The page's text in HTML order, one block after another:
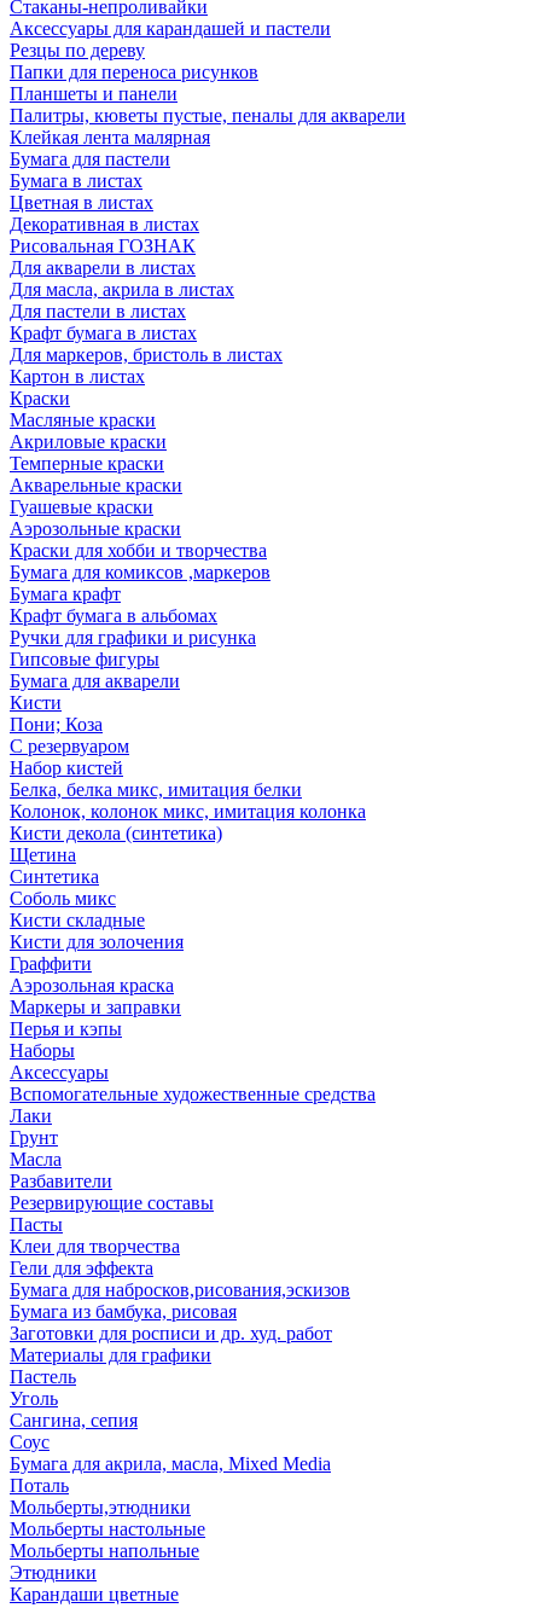
Стаканы-непроливайки
Аксессуары для карандашей и пастели
Резцы по дереву
Папки для переноса рисунков
Планшеты и панели
Палитры, кюветы пустые, пеналы для акварели
Клейкая лента малярная
Бумага для пастели
Бумага в листах
Цветная в листах
Декоративная в листах
Рисовальная ГОЗНАК
Для акварели в листах
Для масла, акрила в листах
Для пастели в листах
Крафт бумага в листах
Для маркеров, бристоль в листах
Картон в листах
Краски
Масляные краски
Акриловые краски
Темперные краски
Акварельные краски
Гуашевые краски
Аэрозольные краски
Краски для хобби и творчества
Бумага для комиксов ,маркеров
Бумага крафт
Крафт бумага в альбомах
Ручки для графики и рисунка
Гипсовые фигуры
Бумага для акварели
Кисти
Пони; Коза
С резервуаром
Набор кистей
Белка, белка микс, имитация белки
Колонок, колонок микс, имитация колонка
Кисти декола (синтетика)
Щетина
Синтетика
Соболь микс
Кисти складные
Кисти для золочения
Граффити
Аэрозольная краска
Маркеры и заправки
Перья и кэпы
Наборы
Аксессуары
Вспомогательные художественные средства
Лаки
Грунт
Масла
Разбавители
Резервирующие составы
Пасты
Клеи для творчества
Гели для эффекта
Бумага для набросков,рисования,эскизов
Бумага из бамбука, рисовая
Заготовки для росписи и др. худ. работ
Материалы для графики
Пастель
Уголь
Сангина, сепия
Соус
Бумага для акрила, масла, Mixed Media
Поталь
Мольберты,этюдники
Мольберты настольные
Мольберты напольные
Этюдники
Карандаши цветные